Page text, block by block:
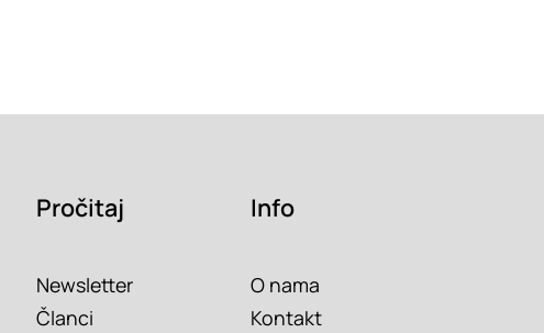
Pročitaj
Newsletter
Članci
Info
O nama
Kontakt